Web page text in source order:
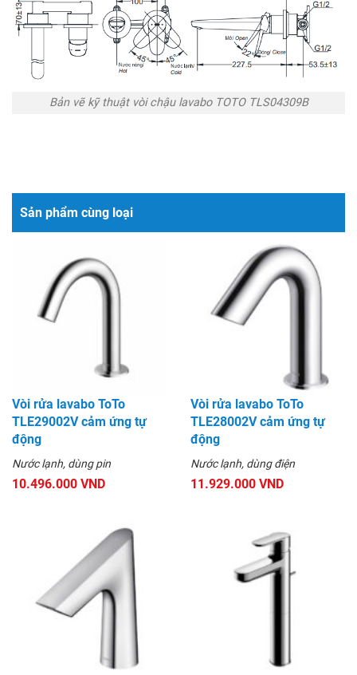
Bản vẽ kỹ thuật vòi chậu lavabo TOTO TLS04309B
Sản phẩm cùng loại
Vòi rửa lavabo ToTo
TLE29002V cảm ứng tự
động
Nước lạnh, dùng pin
10.496.000 VND
Vòi rửa lavabo ToTo
TLE28002V cảm ứng tự
động
Nước lạnh, dùng điện
11.929.000 VND